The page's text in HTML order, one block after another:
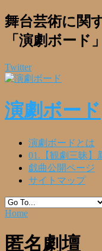
舞台芸術に関
「演劇ボード」
Twitter
演劇ボード
演劇ボードとは
01.【観劇三昧】
戯曲公開ページ
サイトマップ
Home
匿名劇壇